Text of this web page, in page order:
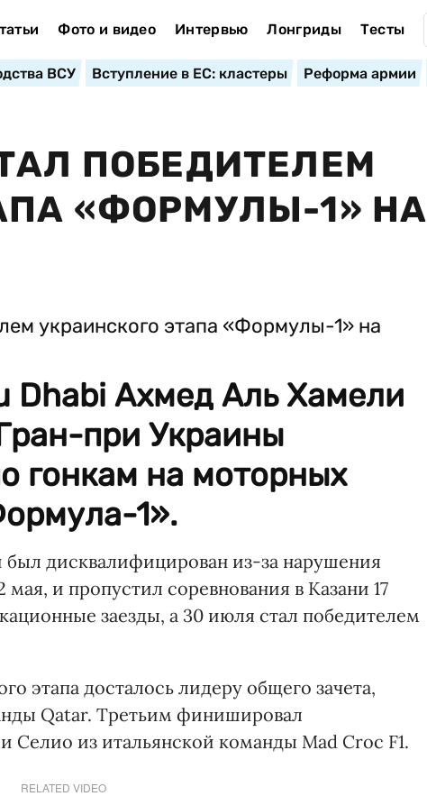
Фото и видео Интервью Лонгриды Тесты
ВСУ Вступление в ЕС: кластеры Реформа армии
ПОБЕДИТЕЛЕМ
«ФОРМУЛЫ-1» НА
Dhabi Ахмед Аль Хамели
при Украины
гонкам на моторных
1».
дисквалифицирован из-за нарушения
и пропустил соревнования в Казани 17
заезды, а 30 июля стал победителем
этапа досталось лидеру общего зачета,
Qatar. Третьим финишировал
из итальянской команды Mad Croc F1.
RELATED VIDEO